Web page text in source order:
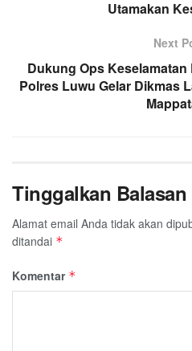
Utamakan
Next
Dukung Ops Keselamatan
Polres Luwu Gelar Dikmas
Tinggalkan Balasan
Alamat email Anda tidak akan
ditandai *
Komentar *